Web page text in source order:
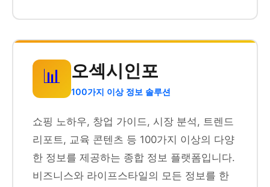
📊 오섹시인포
100가지 이상 정보 솔루션
쇼핑 노하우, 창업 가이드, 시장 분석, 트렌드
리포트, 교육 콘텐츠 등 100가지 이상의 다양
한 정보를 제공하는 종합 정보 플랫폼입니다.
비즈니스와 라이프스타일의 모든 정보를 한